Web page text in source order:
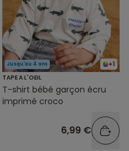
+1
Jusqu'au 4 ans
TAPE A L'OEIL
T-shirt bébé garçon écru
imprimé croco
6,99 €